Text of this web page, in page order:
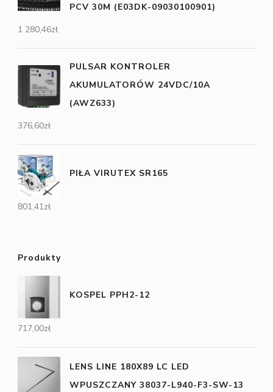
PCV 30M (E03DK-09030100901)
1 280,46zł
PULSAR KONTROLER
AKUMULATORÓW 24VDC/10A
(AWZ633)
376,60zł
PIŁA VIRUTEX SR165
801,41zł
Produkty
KOSPEL PPH2-12
717,00zł
LENS LINE 180X89 LC LED
WPUSZCZANY 38037-L940-F3-SW-13